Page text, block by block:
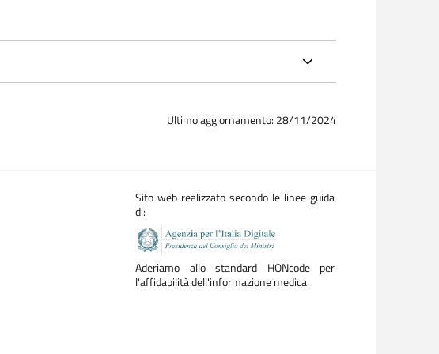
Ultimo aggiornamento: 28/11/2024
Sito web realizzato secondo le linee guida
di:
Aderiamo allo standard HONcode per
l'affidabilità dell'informazione medica.